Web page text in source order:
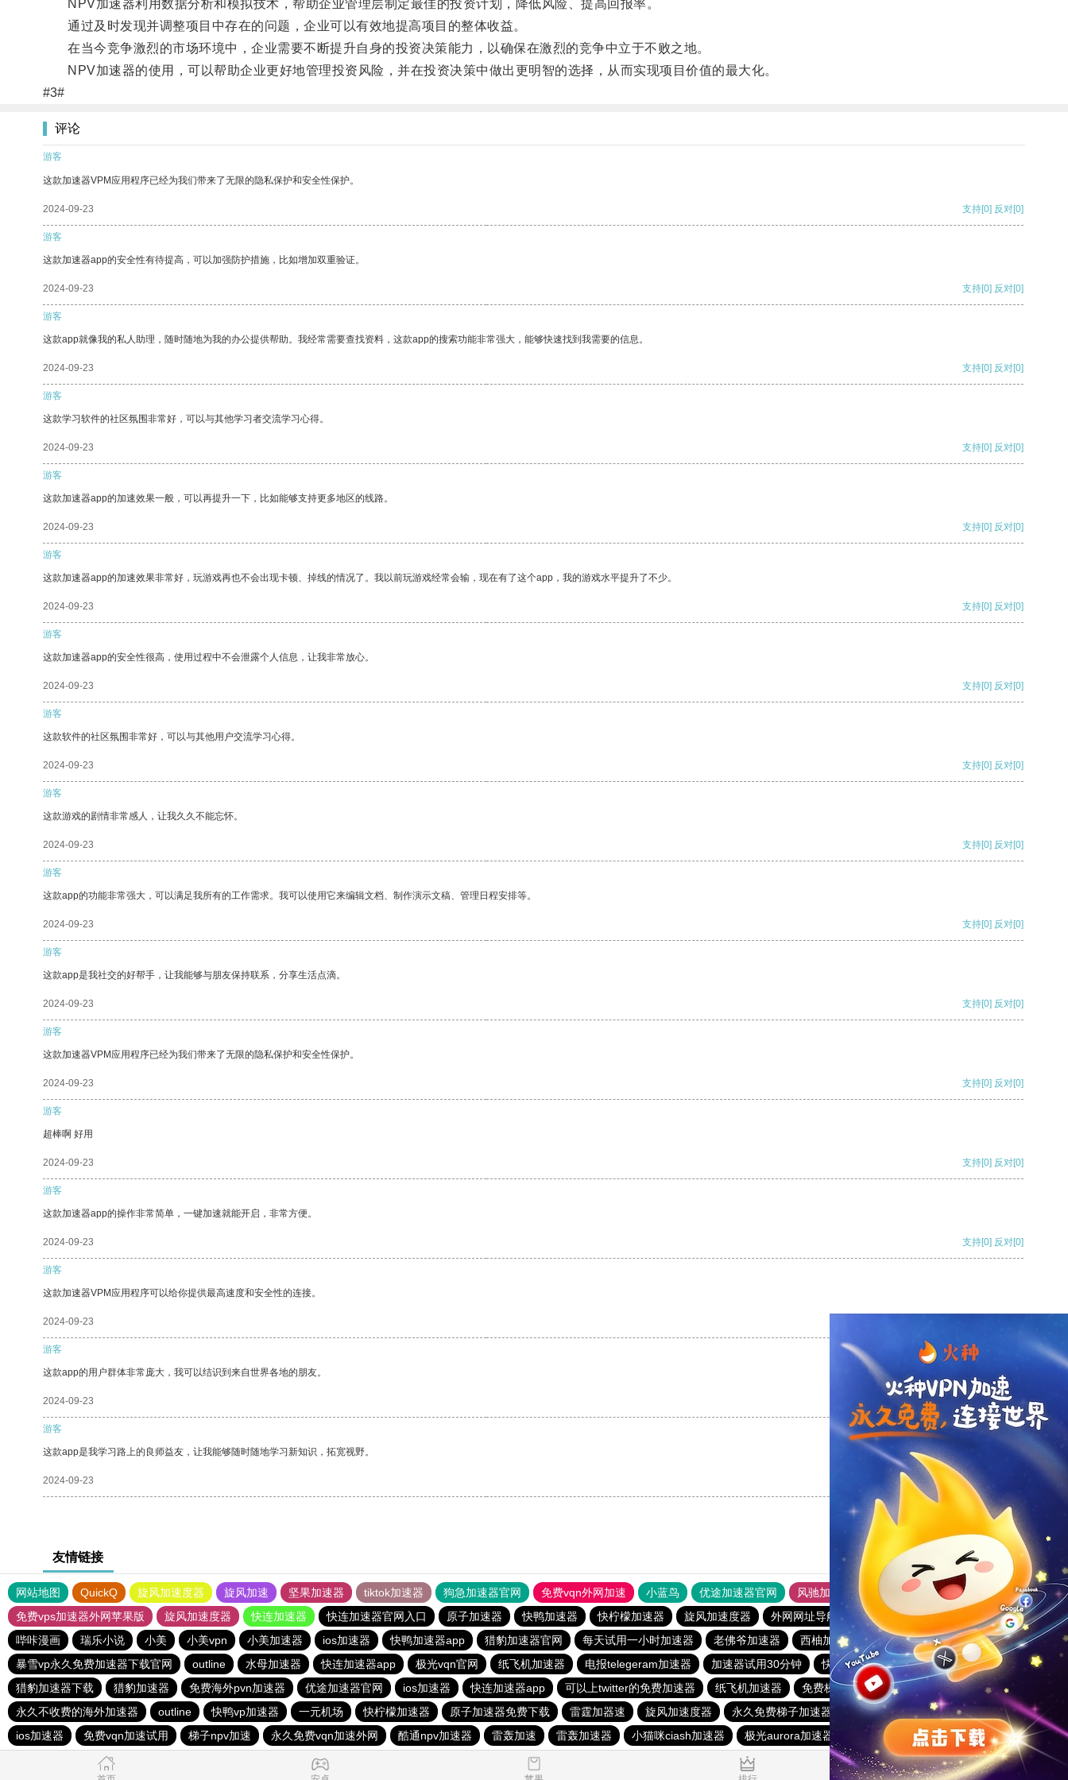
NPV加速器利用数据分析和模拟技术，帮助企业管理层制定最佳的投资计划，降低风险、提高回报率。
通过及时发现并调整项目中存在的问题，企业可以有效地提高项目的整体收益。
在当今竞争激烈的市场环境中，企业需要不断提升自身的投资决策能力，以确保在激烈的竞争中立于不败之地。
NPV加速器的使用，可以帮助企业更好地管理投资风险，并在投资决策中做出更明智的选择，从而实现项目价值的最大化。
#3#
评论
游客
这款加速器VPM应用程序已经为我们带来了无限的隐私保护和安全性保护。
2024-09-23 支持[0] 反对[0]
游客
这款加速器app的安全性有待提高，可以加强防护措施，比如增加双重验证。
2024-09-23 支持[0] 反对[0]
游客
这款app就像我的私人助理，随时随地为我的办公提供帮助。我经常需要查找资料，这款app的搜索功能非常强大，能够快速找到我需要的信息。
2024-09-23 支持[0] 反对[0]
游客
这款学习软件的社区氛围非常好，可以与其他学习者交流学习心得。
2024-09-23 支持[0] 反对[0]
游客
这款加速器app的加速效果一般，可以再提升一下，比如能够支持更多地区的线路。
2024-09-23 支持[0] 反对[0]
游客
这款加速器app的加速效果非常好，玩游戏再也不会出现卡顿、掉线的情况了。我以前玩游戏经常会输，现在有了这个app，我的游戏水平提升了不少。
2024-09-23 支持[0] 反对[0]
游客
这款加速器app的安全性很高，使用过程中不会泄露个人信息，让我非常放心。
2024-09-23 支持[0] 反对[0]
游客
这款软件的社区氛围非常好，可以与其他用户交流学习心得。
2024-09-23 支持[0] 反对[0]
游客
这款游戏的剧情非常感人，让我久久不能忘怀。
2024-09-23 支持[0] 反对[0]
游客
这款app的功能非常强大，可以满足我所有的工作需求。我可以使用它来编辑文档、制作演示文稿、管理日程安排等。
2024-09-23 支持[0] 反对[0]
游客
这款app是我社交的好帮手，让我能够与朋友保持联系，分享生活点滴。
2024-09-23 支持[0] 反对[0]
游客
这款加速器VPM应用程序已经为我们带来了无限的隐私保护和安全性保护。
2024-09-23 支持[0] 反对[0]
游客
超棒啊 好用
2024-09-23 支持[0] 反对[0]
游客
这款加速器app的操作非常简单，一键加速就能开启，非常方便。
2024-09-23 支持[0] 反对[0]
游客
这款加速器VPM应用程序可以给你提供最高速度和安全性的连接。
2024-09-23
游客
这款app的用户群体非常庞大，我可以结识到来自世界各地的朋友。
2024-09-23 支持 [0] 反对 [0]
游客
这款app是我学习路上的良师益友，让我能够随时随地学习新知识，拓宽视野。
2024-09-23 支持
友情链接
网站地图 QuickQ 旋风加速度器 旋风加速 坚果加速器 tiktok加速器 狗急加速器官网 免费vqn外网加速 小蓝鸟 优途加速器官网 风驰加速器
旋风加速器
免费vps加速器外网苹果版
旋风加速度器 快连加速器 快连加速器官网入口 原子加速器 快鸭加速器 快柠檬加速器 旋风加速度器 外网网址导航 软件中心 雷霆加速
狂飙加速器
哔咔漫画
瑞乐小说 小美 小美vpn 小美加速器 ios加速器 快鸭加速器app 猎豹加速器官网 每天试用一小时加速器 老佛爷加速器 西柚加速器
梯子加速器app免费永久
暴雪vp永久免费加速器下载官网
outline 水母加速器 快连加速器app 极光vqn官网 纸飞机加速器 电报telegeram加速器 加速器试用30分钟 快连vp
火箭vp加速器官网
猎豹加速器下载
猎豹加速器 免费海外pvn加速器 优途加速器官网 ios加速器 快连加速器app 可以上twitter的免费加速器 纸飞机加速器 免费梯子加速器app七天
猎豹vp加速器官网
永久不收费的海外加速器
outline 快鸭vp加速器 一元机场 快柠檬加速器 原子加速器免费下载 雷霆加器速 旋风加速度器 永久免费梯子加速器app 天行vp加速 黑洞加速
落地机
ios加速器
免费vqn加速试用 梯子npv加速 永久免费vqn加速外网 酷通npv加速器 雷轰加速 雷轰加速器 小猫咪ciash加速器 极光aurora加速器